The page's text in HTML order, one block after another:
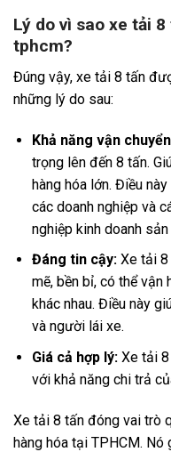
Lý do vì sao xe tải
tphcm?
Đúng vậy, xe tải 8 tấn
những lý do sau:
Khả năng vận
trọng lên đến 8 tấn.
hàng hóa lớn. Điều
các doanh nghiệp và
nghiệp kinh doanh
Đáng tin cậy:Xe tải 8
mẽ, bền bỉ, có thể vận
khác nhau. Điều này
và người lái xe.
Giá cả hợp lý:Xe tải 8
với khả năng chi trả
Xe tải 8 tấn đóng vai trò
hàng hóa tại TPHCM.